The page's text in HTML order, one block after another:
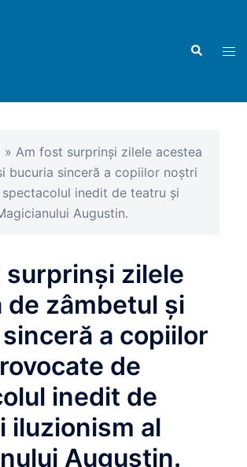
Caută
» Am fost surprinși zilele acestea
bucuria sinceră a copiilor noștri
inedit de teatru și
Augustin.
surprinși zilele
de zâmbetul și
a copiilor
de
inedit de
iluzionism al
Augustin.